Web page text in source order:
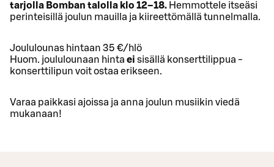
tarjolla Bomban talolla klo 12–18. Hemmottele itseäsi
perinteisillä joulun mauilla ja kiireettömällä tunnelmalla.
Joululounas hintaan 35 €/hlö
Huom. joululounaan hinta ei sisällä konserttilippua -
konserttilipun voit ostaa erikseen.
Varaa paikkasi ajoissa ja anna joulun musiikin viedä
mukanaan!